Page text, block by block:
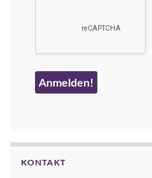
KONTAKT